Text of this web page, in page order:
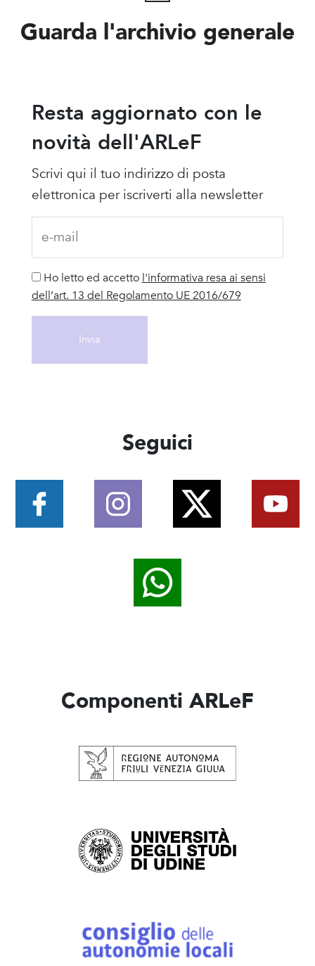
Guarda l'archivio generale
Resta aggiornato con le
novità dell'ARLeF
Scrivi qui il tuo indirizzo di posta
elettronica per iscriverti alla newsletter
Ho letto ed accetto l'informativa resa ai sensi
dell’art. 13 del Regolamento UE 2016/679
Seguici
Componenti ARLeF